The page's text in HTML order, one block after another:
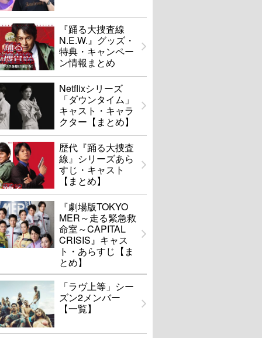
『踊る大捜査線
N.E.W.』グッズ・
特典・キャンペー
ン情報まとめ
Netflixシリーズ
「ダウンタイム」
キャスト・キャラ
クター【まとめ】
歴代『踊る大捜査
線』シリーズあら
すじ・キャスト
【まとめ】
『劇場版TOKYO
MER～走る緊急救
命室～CAPITAL
CRISIS』キャス
ト・あらすじ【ま
とめ】
「ラヴ上等」シー
ズン2メンバー
【一覧】